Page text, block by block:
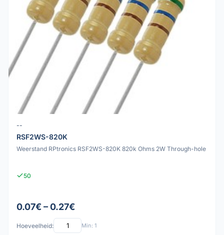
--
RSF2WS-820K
Weerstand RPtronics RSF2WS-820K 820k Ohms 2W Through-hole
50
0.07€ – 0.27€
Hoeveelheid: Min: 1